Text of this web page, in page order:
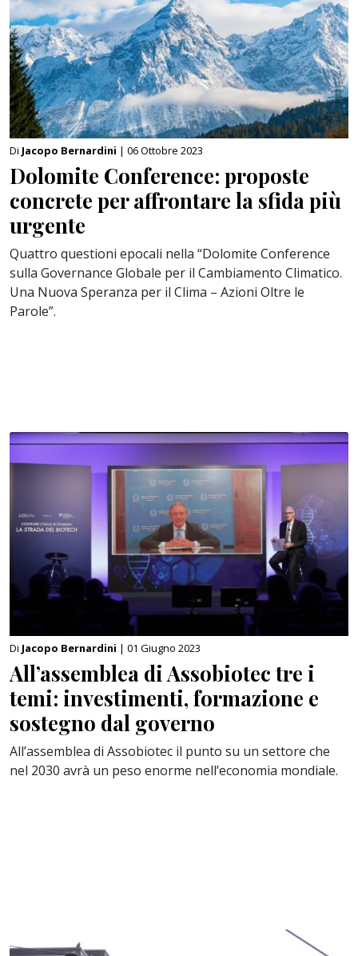
Di Jacopo Bernardini | 06 Ottobre 2023
Dolomite Conference: proposte
concrete per affrontare la sfida più
urgente
Quattro questioni epocali nella “Dolomite Conference
sulla Governance Globale per il Cambiamento Climatico.
Una Nuova Speranza per il Clima – Azioni Oltre le
Parole”.
Di Jacopo Bernardini | 01 Giugno 2023
All’assemblea di Assobiotec tre i
temi: investimenti, formazione e
sostegno dal governo
All’assemblea di Assobiotec il punto su un settore che
nel 2030 avrà un peso enorme nell’economia mondiale.